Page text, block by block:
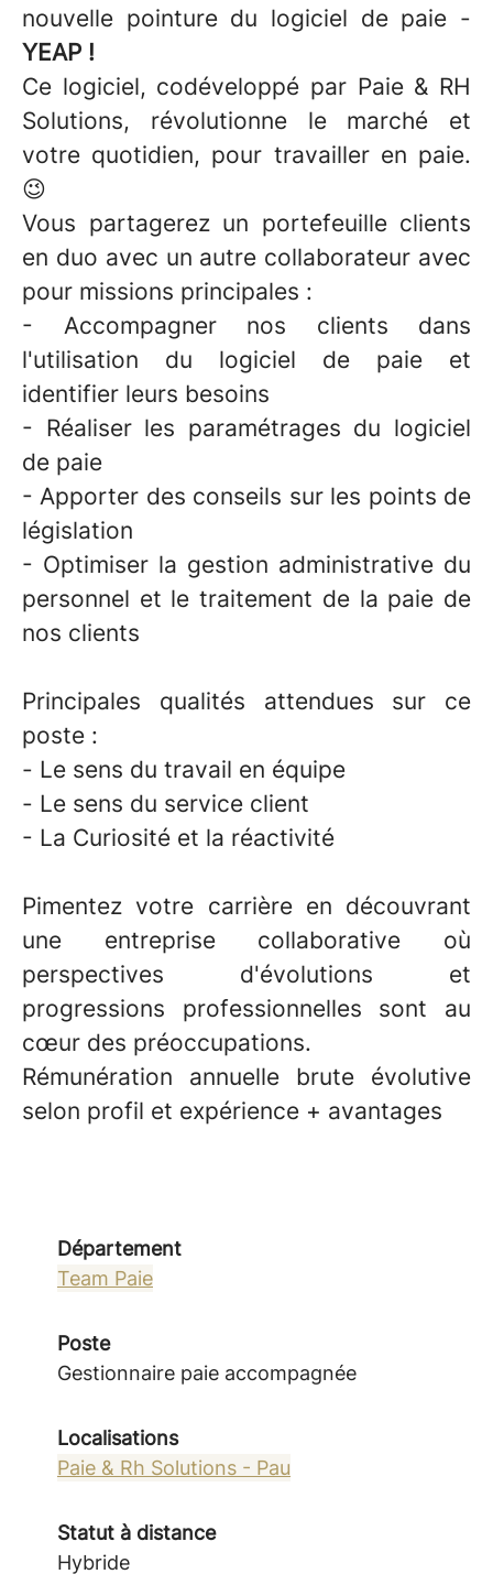
nouvelle pointure du logiciel de paie -
YEAP !
Ce logiciel, codéveloppé par Paie & RH
Solutions, révolutionne le marché et
votre quotidien, pour travailler en paie.
😉
Vous partagerez un portefeuille clients
en duo avec un autre collaborateur avec
pour missions principales :
- Accompagner nos clients dans
l'utilisation du logiciel de paie et
identifier leurs besoins
- Réaliser les paramétrages du logiciel
de paie
- Apporter des conseils sur les points de
législation
- Optimiser la gestion administrative du
personnel et le traitement de la paie de
nos clients
Principales qualités attendues sur ce
poste :
- Le sens du travail en équipe
- Le sens du service client
- La Curiosité et la réactivité
Pimentez votre carrière en découvrant
une entreprise collaborative où
perspectives d'évolutions et
progressions professionnelles sont au
cœur des préoccupations.
Rémunération annuelle brute évolutive
selon profil et expérience + avantages
Département
Team Paie
Poste
Gestionnaire paie accompagnée
Localisations
Paie & Rh Solutions - Pau
Statut à distance
Hybride